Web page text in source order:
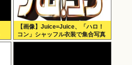
【画像】Juice=Juice、「ハロ！
コン」シャッフル衣装で集合写真